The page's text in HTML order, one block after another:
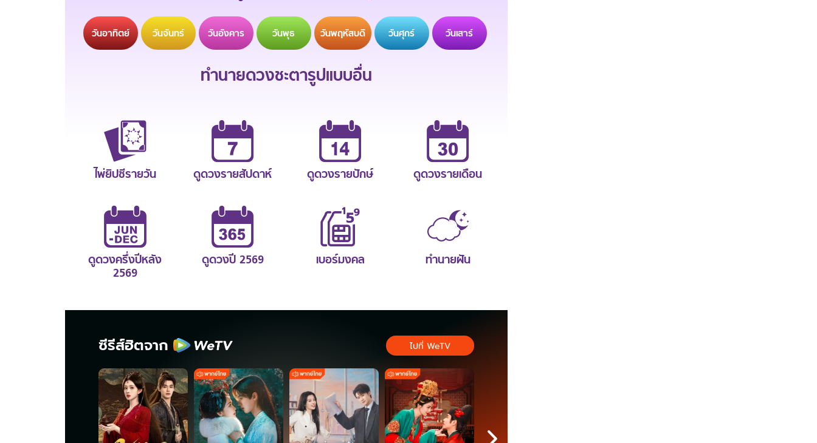
วันอาทิตย์ วันจันทร์ วันอังคาร วันพุธ วันพฤหัสบดี วันศุกร์ วันเสาร์
ทำนายดวงชะตารูปแบบอื่น
ไพ่ยิปซีรายวัน ดูดวงรายสัปดาห์ ดูดวงรายปักษ์ ดูดวงรายเดือน
ดูดวงครึ่งปีหลัง
2569
ดูดวงปี 2569 เบอร์มงคล ทำนายฝัน
ซีรีส์ฮิตจาก ไปที่ WeTV